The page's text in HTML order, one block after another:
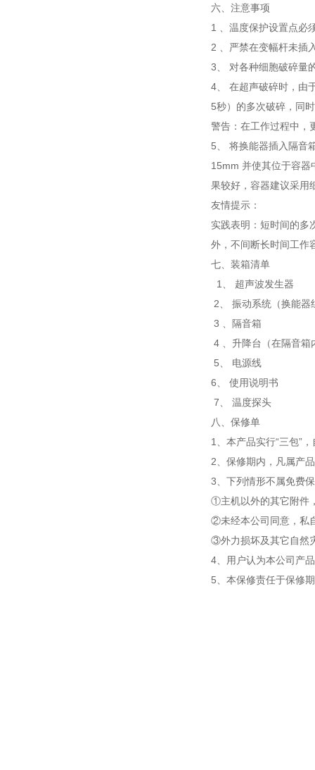
六、注意事项
1 、温度保护设置点必
2 、严禁在变幅杆未插
3、 对各种细胞破碎量
4、 在超声破碎时，由
5秒）的多次破碎，同
警告：在工作过程中，
5、 将换能器插入隔音
15mm 并使其位于容器
果较好，容器建议采用
友情提示：
实践表明：短时间的多
外，不间断长时间工作
七、装箱清单
1、 超声波发生
2、 振动系统（换能
3 、隔音箱
4 、升降台（在隔音
5、 电源线
6、 使用说明书
7、 温度探头
八、保修单
1、本产品实行“三包”
2、保修期内，凡属产
3、下列情形不属免费
①主机以外的其它附件
②未经本公司同意，私
③外力损坏及其它自然
4、用户认为本公司产
5、本保修责任于保修